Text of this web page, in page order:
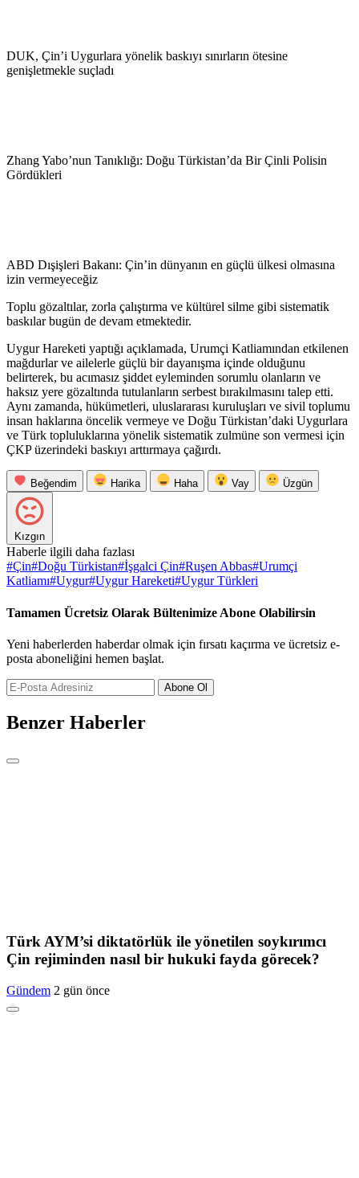
DUK, Çin’i Uygurlara yönelik baskıyı sınırların ötesine
genişletmekle suçladı
Zhang Yabo’nun Tanıklığı: Doğu Türkistan’da Bir Çinli Polisin
Gördükleri
ABD Dışişleri Bakanı: Çin’in dünyanın en güçlü ülkesi olmasına
izin vermeyeceğiz
Toplu gözaltılar, zorla çalıştırma ve kültürel silme gibi sistematik
baskılar bugün de devam etmektedir.
Uygur Hareketi yaptığı açıklamada, Urumçi Katliamından etkilenen
mağdurlar ve ailelerle güçlü bir dayanışma içinde olduğunu
belirterek, bu acımasız şiddet eyleminden sorumlu olanların ve
haksız yere gözaltında tutulanların serbest bırakılmasını talep etti.
Aynı zamanda, hükümetleri, uluslararası kuruluşları ve sivil toplumu
insan haklarına öncelik vermeye ve Doğu Türkistan’daki Uygurlara
ve Türk topluluklarına yönelik sistematik zulmüne son vermesi için
ÇKP üzerindeki baskıyı arttırmaya çağırdı.
Beğendim Harika Haha Vay Üzgün
Kızgın
Haberle ilgili daha fazlası
#Çin#Doğu Türkistan#İşgalci Çin#Ruşen Abbas#Urumçi
Katliamı#Uygur#Uygur Hareketi#Uygur Türkleri
Tamamen Ücretsiz Olarak Bültenimize Abone Olabilirsin
Yeni haberlerden haberdar olmak için fırsatı kaçırma ve ücretsiz e-
posta aboneliğini hemen başlat.
Abone Ol
Benzer Haberler
Türk AYM’si diktatörlük ile yönetilen soykırımcı
Çin rejiminden nasıl bir hukuki fayda görecek?
Gündem 2 gün önce